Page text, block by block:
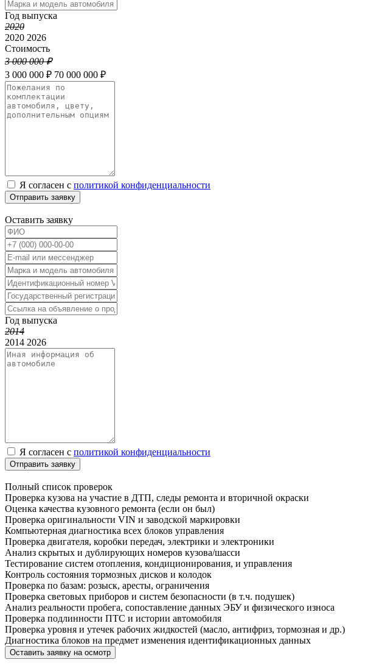
Год выпуска
2020
2020 2026
Стоимость
3 000 000 ₽
3 000 000 ₽ 70 000 000 ₽
Я согласен с политикой конфиденциальности
Отправить заявку
Оставить заявку
Год выпуска
2014
2014 2026
Я согласен с политикой конфиденциальности
Отправить заявку
Полный список проверок
Проверка кузова на участие в ДТП, следы ремонта и вторичной окраски
Оценка качества кузовного ремонта (если он был)
Проверка оригинальности VIN и заводской маркировки
Компьютерная диагностика всех блоков управления
Проверка двигателя, коробки передач, электрики и электроники
Анализ скрытых и дублирующих номеров кузова/шасси
Тестирование систем отопления, кондиционирования, и управления
Контроль состояния тормозных дисков и колодок
Проверка по базам: розыск, аресты, ограничения
Проверка световых приборов и систем безопасности (в т.ч. подушек)
Анализ реальности пробега, сопоставление данных ЭБУ и физического износа
Проверка подлинности ПТС и истории автомобиля
Проверка уровня и утечек рабочих жидкостей (масло, антифриз, тормозная и др.)
Диагностика блоков на предмет изменения идентификационных данных
Оставить заявку на осмотр